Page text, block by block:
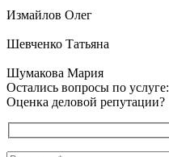
Измайлов Олег
Шевченко Татьяна
Шумакова Мария
Остались вопросы по услуге:
Оценка деловой репутации?